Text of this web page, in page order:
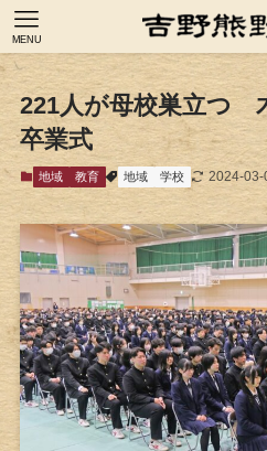
MENU
221人が母校巣立つ
卒業式
地域 教育 地域 学校 2024-03-